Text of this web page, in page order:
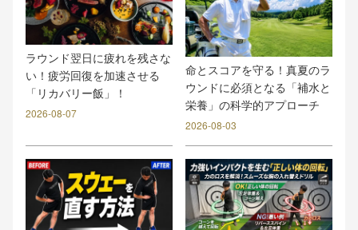
ラウンド翌日に疲れを残さな
い！疲労回復を加速させる
「リカバリー飯」！
2026-08-07
命とスコアを守る！真夏のラ
ウンドに必須となる「補水と
栄養」の科学的アプローチ
2026-08-03